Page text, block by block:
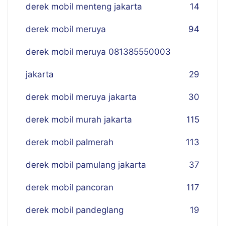
derek mobil menteng jakarta 14
derek mobil meruya 94
derek mobil meruya 081385550003
jakarta 29
derek mobil meruya jakarta 30
derek mobil murah jakarta 115
derek mobil palmerah 113
derek mobil pamulang jakarta 37
derek mobil pancoran 117
derek mobil pandeglang 19